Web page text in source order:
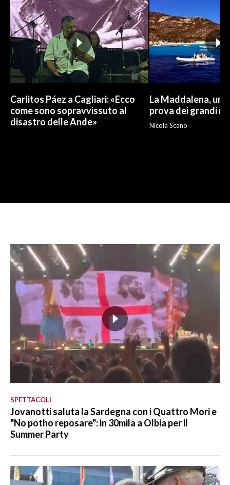
Carlitos Páez a Cagliari: «Ecco
come sono sopravvissuto al
disastro delle Ande»
La Maddalena, un
prova dei grandi
Nicola Scano
SPETTACOLI
Jovanotti saluta la Sardegna con i Quattro Mori e
"No potho reposare": in 30mila a Olbia per il
Summer Party